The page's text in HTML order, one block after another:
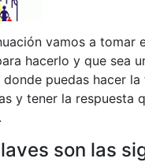
vamos a tomar
hacerlo y que sea
donde puedas hacer
y tener la respuesta
son las